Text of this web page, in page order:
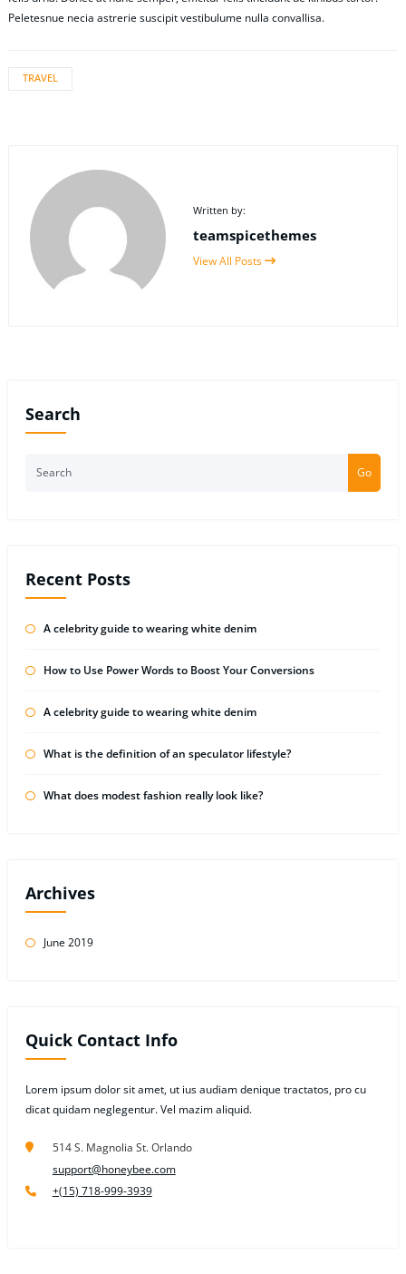
Peletesnue necia astrerie suscipit vestibulume nulla convallisa.
TRAVEL
Written by:
teamspicethemes
View All Posts
Search
Go
Recent Posts
A celebrity guide to wearing white denim
How to Use Power Words to Boost Your Conversions
A celebrity guide to wearing white denim
What is the definition of an speculator lifestyle?
What does modest fashion really look like?
Archives
June 2019
Quick Contact Info
Lorem ipsum dolor sit amet, ut ius audiam denique tractatos, pro cu
dicat quidam neglegentur. Vel mazim aliquid.
514 S. Magnolia St. Orlando
support@honeybee.com
+(15) 718-999-3939